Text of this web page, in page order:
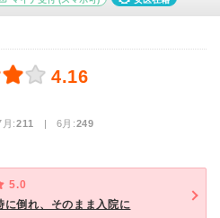
4.16
:211 | 6月:249
5.0
に倒れ、そのまま入院に